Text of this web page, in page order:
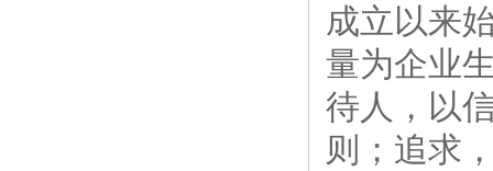
成立以来
量为企业
待人，以
则；追求